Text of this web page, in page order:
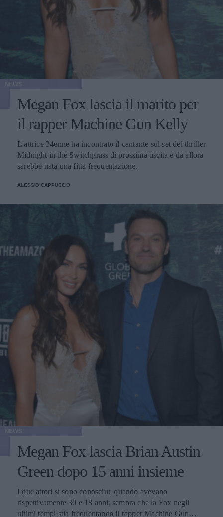
Megan Fox lascia il marito per
il rapper Machine Gun Kelly
L'attrice 34enne ha incontrato il cantante sul set del thriller
Midnight in the Switchgrass di prossima uscita e da allora
sarebbe nata una fitta frequentazione.
ALESSIO CAPPUCCIO
Megan Fox lascia Brian Austin
Green dopo 15 anni insieme
I due attori si sono conosciuti quando avevano
rispettivamente 30 e 18 anni; sembra che la Fox negli
ultimi tempi stia frequentando il rapper Machine Gun